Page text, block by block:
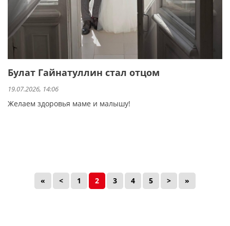
Булат Гайнатуллин стал отцом
19.07.2026, 14:06
Желаем здоровья маме и малышу!
« < 1 2 3 4 5 > »